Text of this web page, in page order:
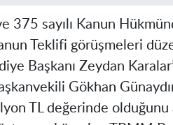
375 sayılı Kanun
Teklifi görüşmeleri
Başkanı Zeydan
Gökhan
TL değerinde olduğunu